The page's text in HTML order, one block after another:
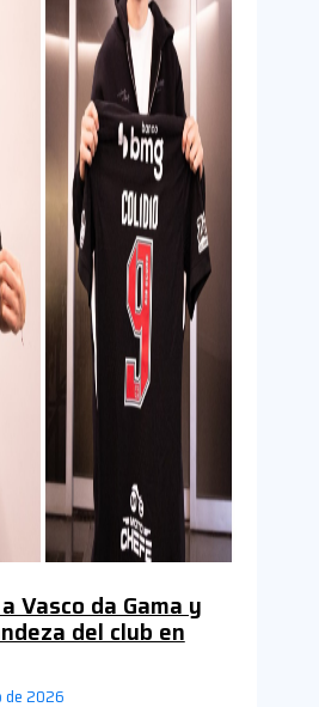
Vasco da Gama y
del club en
de 2026